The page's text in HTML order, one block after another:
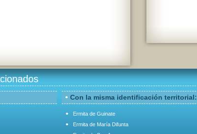
• Con la misma identificación territorial:
• Ermita de Guinate
• Ermita de María Difunta